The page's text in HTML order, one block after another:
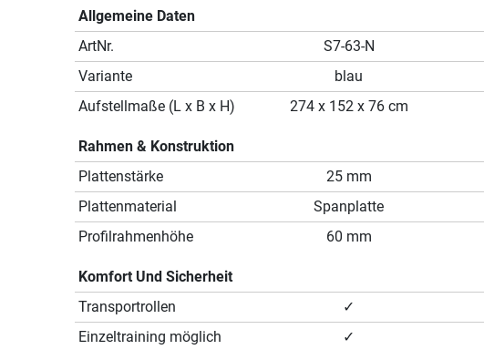
Allgemeine Daten
ArtNr.
S7-63-N
Variante
blau
Aufstellmaße (L x B x H)
274 x 152 x 76 cm
Rahmen & Konstruktion
Plattenstärke
25 mm
Plattenmaterial
Spanplatte
Profilrahmenhöhe
60 mm
Komfort Und Sicherheit
Transportrollen
✓
Einzeltraining möglich
✓